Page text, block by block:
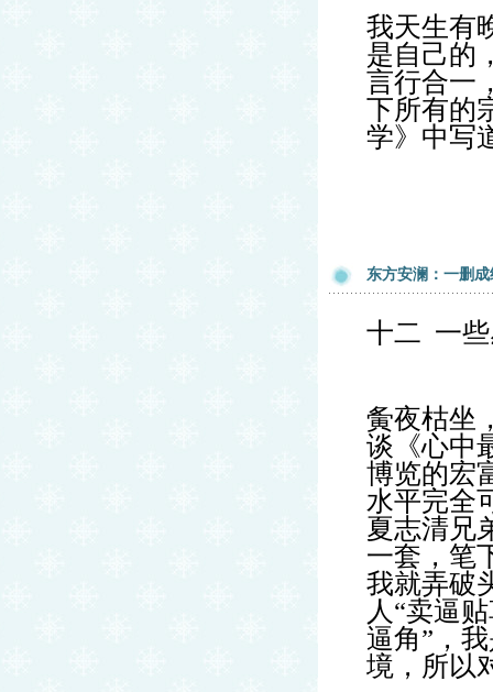
我天生有
是自己的
言行合一
下所有的
学》中写
东方安澜：一删
十二 一
夤夜枯坐
谈《心中
博览的宏
水平完全
夏志清兄
一套，笔
我就弄破
人 “卖逼
逼角” ，
境，所以